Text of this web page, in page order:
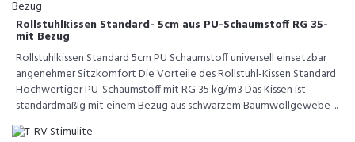
Rollstuhlkissen Standard- 5cm aus PU-Schaumstoff RG 35-
mit Bezug
Rollstuhlkissen Standard 5cm PU Schaumstoff universell einsetzbar
angenehmer Sitzkomfort Die Vorteile des Rollstuhl-Kissen Standard
Hochwertiger PU-Schaumstoff mit RG 35 kg/m3 Das Kissen ist
standardmäßig mit einem Bezug aus schwarzem Baumwollgewebe ...